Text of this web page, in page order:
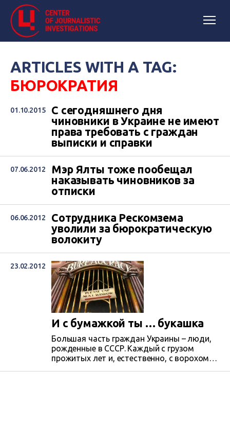
ARTICLES WITH A TAG:
БЮРОКРАТИЯ
01.10.2015
С сегодняшнего дня
чиновники в Украине не имеют
права требовать с граждан
выписки и справки
07.06.2012
Мэр Ялты тоже пообещал
наказывать чиновников за
отписки
06.06.2012
Сотрудника Рескомзема
уволили за бюрократическую
волокиту
23.02.2012
И с бумажкой ты … букашка
Большая часть граждан Украины – люди,
рожденные в СССР. Каждый с грузом
прожитых лет и, естественно, с ворохом